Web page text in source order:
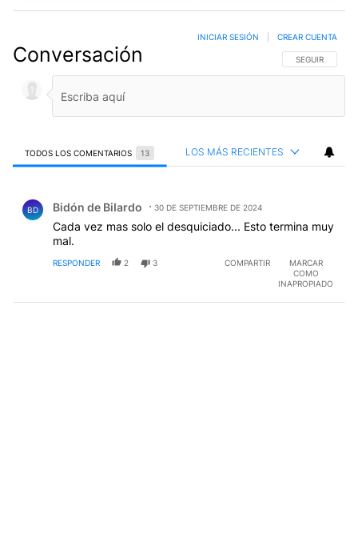
Conversación SIGA ESTA
SEGUIR
INICIAR SESIÓN CREAR CUENTA
TODOS LOS COMENTARIOS 13 LOS MÁS RECIENTES
BD Bidón de BiIardo 30 DE SEPTIEMBRE DE 2024
Cada vez mas solo el desquiciado... Esto termina muy
mal.
RESPONDER 2 3 COMPARTIR
MARCAR
COMO
INAPROPIADO